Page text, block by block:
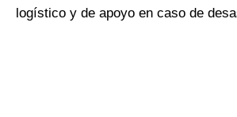
logístico y de apoyo en caso de